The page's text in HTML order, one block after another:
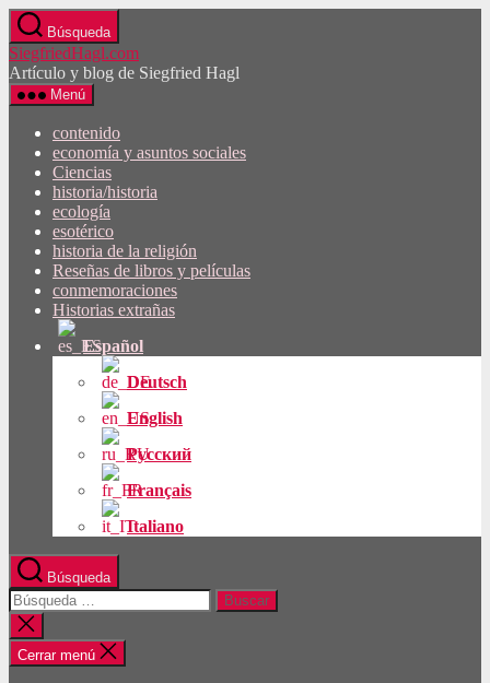
Saltar
al
contenido
Búsqueda
SiegfriedHagl.com
Artículo y blog de Siegfried Hagl
Menú
contenido
economía y asuntos sociales
Ciencias
historia/historia
ecología
esotérico
historia de la religión
Reseñas de libros y películas
conmemoraciones
Historias extrañas
Español
Deutsch
English
Русский
Français
Italiano
Búsqueda
Buscar:
Cerrar
búsqueda
Cerrar menú